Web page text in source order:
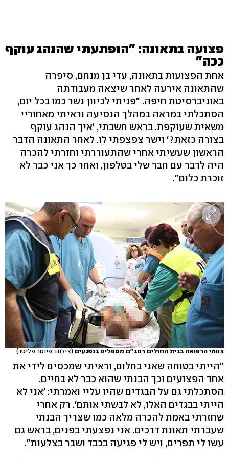
פצועה בתאונה: "הופתעתי שהנהג עוקף
ככה"
אחת הפצועות בתאונה, עדי בן מנחם, סיפרה
שהתאונה אירעה לאחר שיצאה מעבודתה
באוניברסיטת חיפה. "פניתי לכיוון נשר כמו בכל יום,
הסתכלתי במראה במהלך הנסיעה וראיתי מאחוריי
משאית שעוקפת. בראש חשבתי, 'איך הנהג עוקף
בצורה כזאת?' וישר צפצפתי לו. לאחר התאונה הדבר
הראשון שעשיתי אחרי שהתעוררתי וחזרתי להכרה
היה לדבר עם חבר שלי בטלפון, ואחר כך אני כבר לא
זוכרת כלום".
צוותי הרפואה בבית החולים רמב"ם מטפלים בנפגעים (צילום: פיוטר פליטר)
"הייתי בטוחה שאני בחלום, וראיתי שמכסים לידי את
אחד הפצועים וכך הבנתי שהוא כבר לא בחיים.
הסתכלתי גם על הבגדים שהיו עליי ואמרתי: 'אני לא
הייתי בבגדים האלו, לא לבשתי אותם'. רק אחרי
שחזרתי באמת להכרה מלאה כמו שצריך הבנתי
שעברתי תאונת דרכים. אני נפצעתי בפנים, בראש גם
עשו לי תפרים, ויש לי פגיעה בכבד ושבר בצלעות".